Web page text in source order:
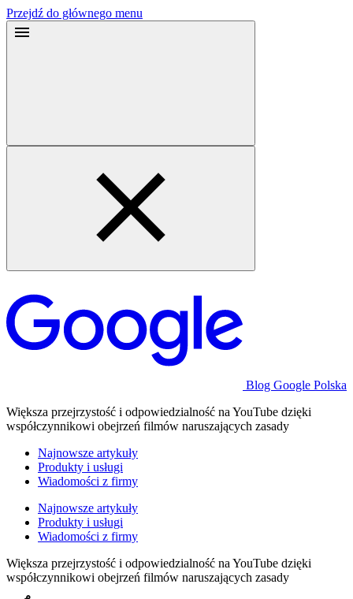
Przejdź do głównego menu
Blog Google Polska
Większa przejrzystość i odpowiedzialność na YouTube dzięki
współczynnikowi obejrzeń filmów naruszających zasady
Najnowsze artykuły
Produkty i usługi
Wiadomości z firmy
Najnowsze artykuły
Produkty i usługi
Wiadomości z firmy
Większa przejrzystość i odpowiedzialność na YouTube dzięki
współczynnikowi obejrzeń filmów naruszających zasady